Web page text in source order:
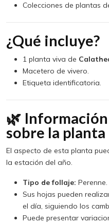
Colecciones de plantas
¿Qué incluye?
1 planta viva de
Macetero de vivero.
Etiqueta identificatoria.
🌿
sobre la planta
El aspecto de esta planta
la estación del año.
Tipo de follaje: Perenne.
Sus hojas pueden
el día, siguiendo los
Puede presentar